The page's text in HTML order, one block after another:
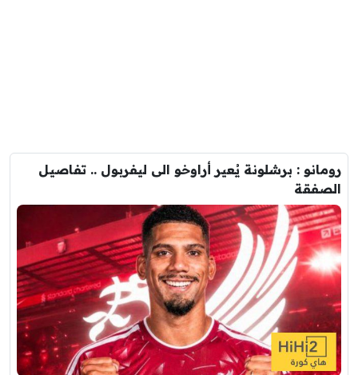
رومانو : برشلونة يُعير أراوخو الى ليفربول .. تفاصيل
الصفقة